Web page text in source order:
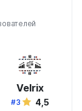
Velrix
#3
4,5